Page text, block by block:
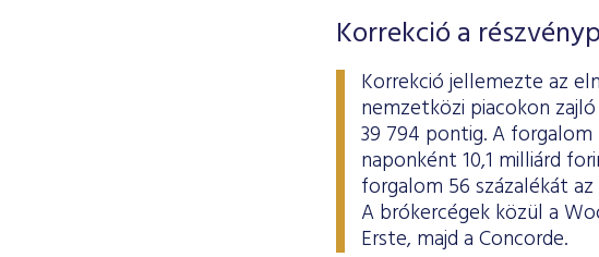
Korrekció a
Korrekció jellemezte az
nemzetközi piacokon
39 794 pontig. A
naponként 10,1 milliárd
forgalom 56 százalékát
A brókercégek közül a
Erste, majd a Concorde.